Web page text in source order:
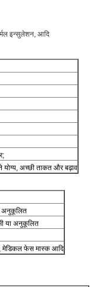
इन्सुलेशन, आदि
अच्छी ताकत और बढ़ाव
अनुकूलित
या अनुकूलित
मेडिकल फेस मास्क आदि